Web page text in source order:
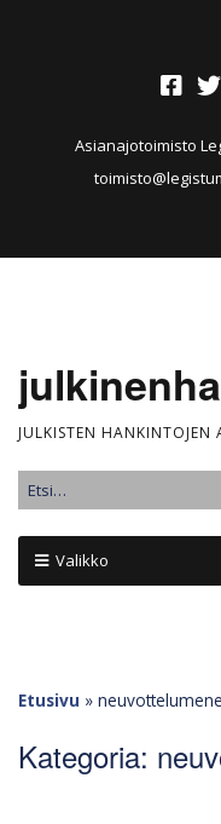
Asianajotoimisto
JULKISTEN HANKINTOJEN
Valikko
Etusivu »
Kategoria: